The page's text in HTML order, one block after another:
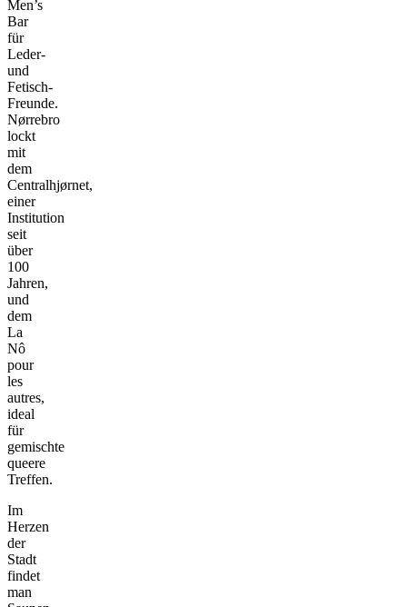
Men’s
Bar
für
Leder-
und
Fetisch-
Freunde.
Nørrebro
lockt
mit
dem
Centralhjørnet,
einer
Institution
seit
über
100
Jahren,
und
dem
La
Nô
pour
les
autres,
ideal
für
gemischte
queere
Treffen.
Im
Herzen
der
Stadt
findet
man